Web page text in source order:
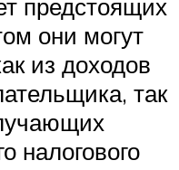
предстоящих
они могут
из доходов
так
налогового